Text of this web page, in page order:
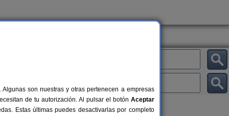
son nuestras y otras pertenecen a empresas
de tu autorización. Al pulsar el botón Aceptar
Estas últimas puedes desactivarlas por completo